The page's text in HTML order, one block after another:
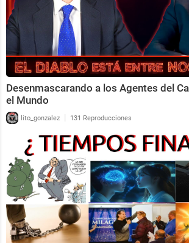
Desenmascarando a los Agentes del
el Mundo
lito_gonzalez | 131 Reproducciones